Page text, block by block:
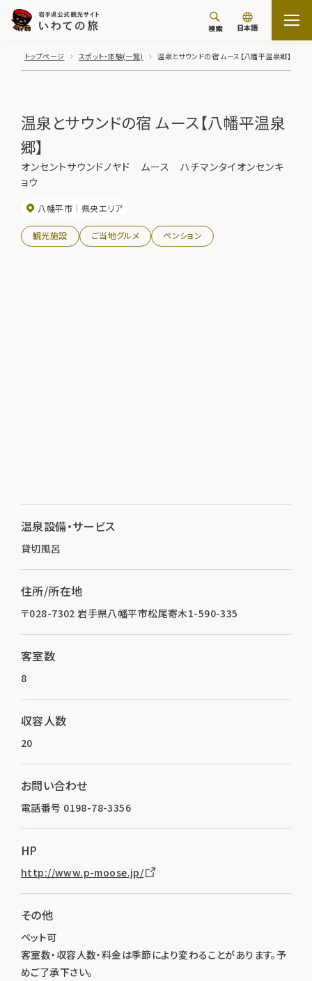
検索 日本語
トップページ スポット・体験(一覧) 温泉とサウンドの宿 ムース【八幡平温泉郷】
温泉とサウンドの宿 ムース【八幡平温泉
郷】
オンセントサウンドノヤド ムース ハチマンタイオンセンキ
ョウ
八幡平市 県央エリア
観光施設 ご当地グルメ ペンション
温泉設備・サービス
貸切風呂
住所/所在地
〒028-7302 岩手県八幡平市松尾寄木1-590-335
客室数
8
収容人数
20
お問い合わせ
電話番号 0198-78-3356
HP
http://www.p-moose.jp/
その他
ペット可
客室数・収容人数・料金は季節により変わることがあります。予
めご了承下さい。